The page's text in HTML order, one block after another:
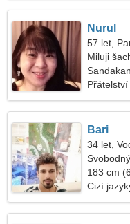
Nurul
57 let,
Miluji
Přátelství
Bari
34 let,
183 cm
Cizí